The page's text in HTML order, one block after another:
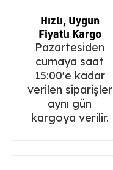
Hızlı, Uygun
Fiyatlı Kargo
Pazartesiden
cumaya saat
15:00'e kadar
verilen siparişler
aynı gün
kargoya verilir.